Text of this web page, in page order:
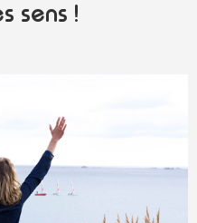
sens !